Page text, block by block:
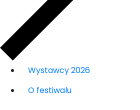
Wystawcy 2026
O festiwalu